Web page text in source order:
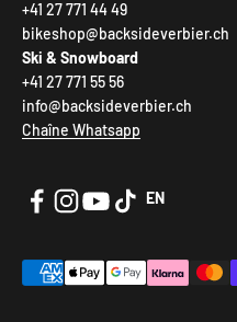
+41 27 771 44 49
bikeshop@backsideverbier.ch
Ski & Snowboard
+41 27 771 55 56
info@backsideverbier.ch
Chaîne Whatsapp
EN